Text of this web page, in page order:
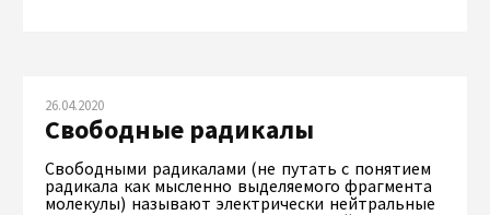
26.04.2020
Свободные радикалы
Свободными радикалами (не путать с понятием
радикала как мысленно выделяемого фрагмента
молекулы) называют электрически нейтральные